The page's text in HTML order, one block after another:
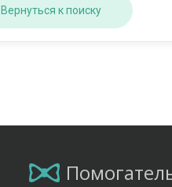
Вернуться к поиску